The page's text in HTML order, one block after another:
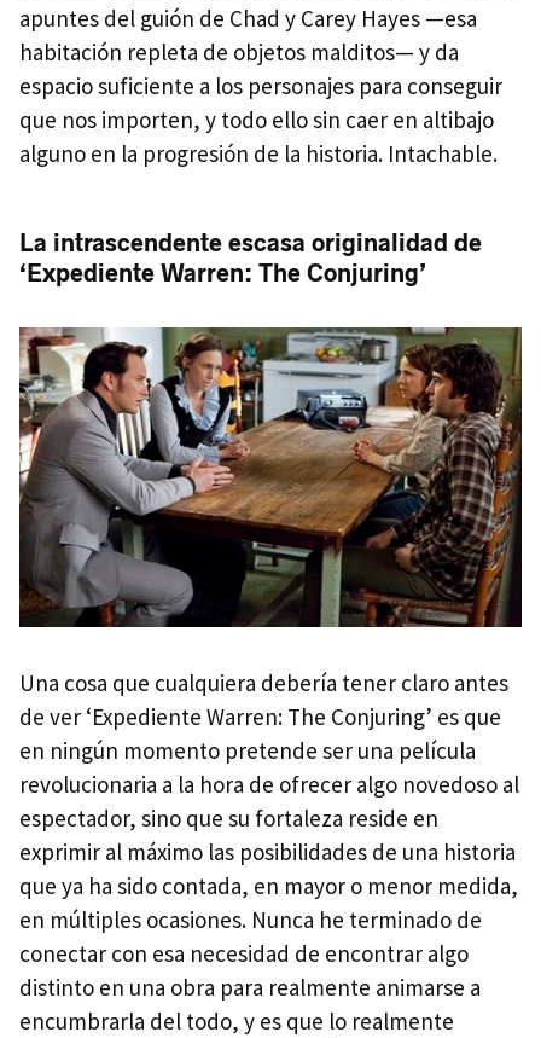
apuntes del guión de Chad y Carey Hayes —esa
habitación repleta de objetos malditos— y da
espacio suficiente a los personajes para conseguir
que nos importen, y todo ello sin caer en altibajo
alguno en la progresión de la historia. Intachable.
La intrascendente escasa originalidad de
‘Expediente Warren: The Conjuring’
Una cosa que cualquiera debería tener claro antes
de ver ‘Expediente Warren: The Conjuring’ es que
en ningún momento pretende ser una película
revolucionaria a la hora de ofrecer algo novedoso al
espectador, sino que su fortaleza reside en
exprimir al máximo las posibilidades de una historia
que ya ha sido contada, en mayor o menor medida,
en múltiples ocasiones. Nunca he terminado de
conectar con esa necesidad de encontrar algo
distinto en una obra para realmente animarse a
encumbrarla del todo, y es que lo realmente